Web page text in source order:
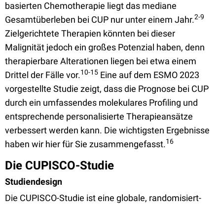
basierten Chemotherapie liegt das mediane
Gesamtüberleben bei CUP nur unter einem Jahr.2-9
Zielgerichtete Therapien könnten bei dieser
Malignität jedoch ein großes Potenzial haben, denn
therapierbare Alterationen liegen bei etwa einem
Drittel der Fälle vor.10-15 Eine auf dem ESMO 2023
vorgestellte Studie zeigt, dass die Prognose bei CUP
durch ein umfassendes molekulares Profiling und
entsprechende personalisierte Therapieansätze
verbessert werden kann. Die wichtigsten Ergebnisse
haben wir hier für Sie zusammengefasst.16
Die CUPISCO-Studie
Studiendesign
Die CUPISCO-Studie ist eine globale, randomisiert-